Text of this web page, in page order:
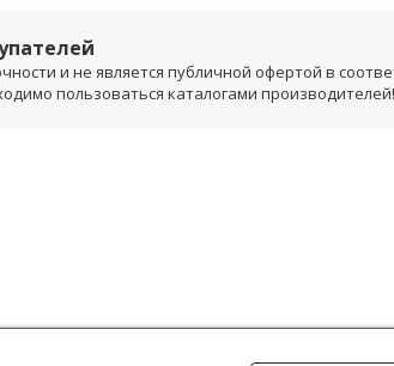
и не является публичной офертой в
пользоваться каталогами производителей!